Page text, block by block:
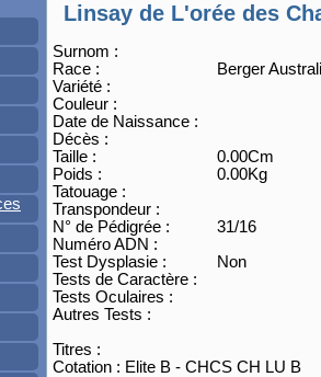
Linsay de L'orée des
Surnom :
Race :
Berger
Variété :
Couleur :
Date de Naissance :
Décès :
Taille :
0.00Cm
Poids :
0.00Kg
Tatouage :
Transpondeur :
N° de Pédigrée :
31/16
Numéro ADN :
Test Dysplasie :
Non
Tests de Caractère :
Tests Oculaires :
Autres Tests :
Titres :
Cotation : Elite B - CHCS CH LU B